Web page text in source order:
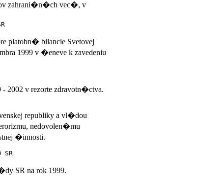
zahrani�n�ch vec�, v
platobn� bilancie Svetovej
1999 v �eneve k zavedeniu
v rezorte zdravotn�ctva.
republiky a vl�dou
nedovolen�mu
�innosti.
SR na rok 1999.